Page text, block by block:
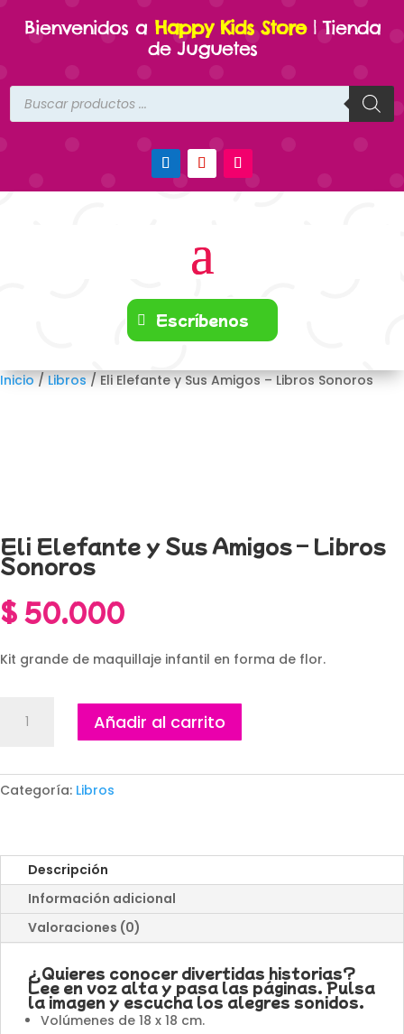
Bienvenidos a Happy Kids Store| Tienda
de Juguetes
Búsqueda
productos
Escríbenos
Inicio/Libros/ Eli Elefante y Sus Amigos – Libros Sonoros
Eli Elefante y Sus Amigos – Libros
Sonoros
$ 50.000
Kit grande de maquillaje infantil en forma de flor.
Elefante
Amigos
Sonoros
cantidad
Añadir al carrito
Categoría: Libros
Descripción
Información adicional
Valoraciones (0)
¿Quieres conocer divertidas historias?
Lee en voz alta y pasa las páginas. Pulsa
la imagen y escucha los alegres sonidos.
Volúmenes de 18 x 18 cm.